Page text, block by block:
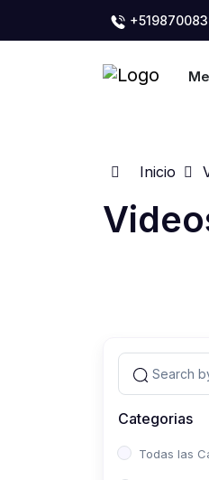
Inicio
Categorias
Todas las